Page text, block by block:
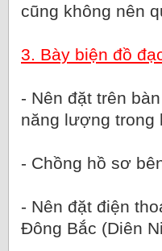
cũng không nên
3. Bày biện đồ
- Nên đặt trên
năng lượng trong
- Chồng hồ sơ
- Nên đặt điện
Đông Bắc (Diên